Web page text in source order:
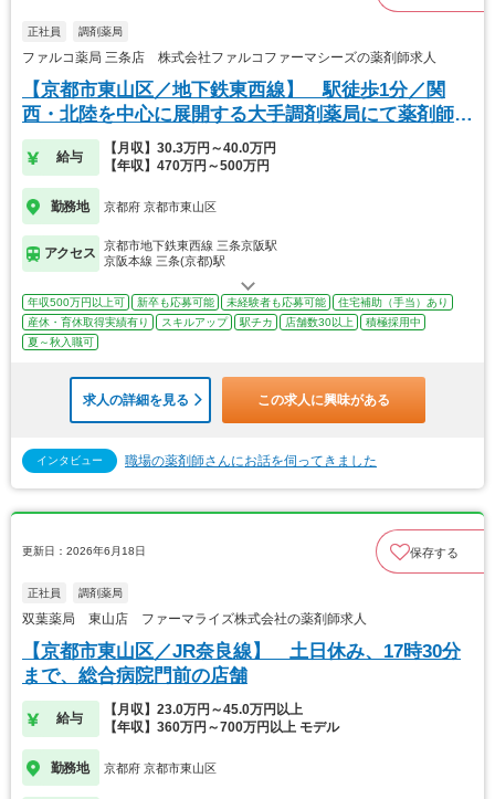
正社員 調剤薬局
ファルコ薬局 三条店 株式会社ファルコファーマシーズの薬剤師求人
【京都市東山区／地下鉄東西線】 駅徒歩1分／関
西・北陸を中心に展開する大手調剤薬局にて薬剤師の
募集
給与
【月収】30.3万円～40.0万円
【年収】470万円～500万円
勤務地 京都府 京都市東山区
アクセス
京都市地下鉄東西線 三条京阪駅
京阪本線 三条(京都)駅
年収500万円以上可 新卒も応募可能 未経験者も応募可能
住宅補助（手当）あり
産休・育休取得実績有り
スキルアップ 駅チカ 店舗数30以上
積極採用中
夏～秋入職可
求人の詳細を見る この求人に興味がある
インタビュー 職場の薬剤師さんにお話を伺ってきました
更新日：2026年6月18日 保存する
正社員 調剤薬局
双葉薬局 東山店 ファーマライズ株式会社の薬剤師求人
【京都市東山区／JR奈良線】 土日休み、17時30分
まで、総合病院門前の店舗
給与
【月収】23.0万円～45.0万円以上
【年収】360万円～700万円以上 モデル
勤務地 京都府 京都市東山区